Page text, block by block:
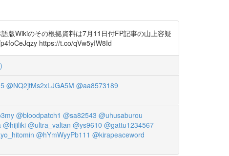
版Wikiのその根拠資料は7月11日付FP記事の山上容疑
https://t.co/qVw5yIW8Id
@NQ2jtMs2xLJGA5M @aa8573189
@bloodpatch1 @sa82543 @uhusaburou
@hijiliki @ultra_valtan @ys9610 @gattu1234567
@hYmWyyPb111 @kirapeaceword